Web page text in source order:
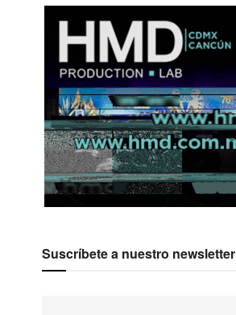
Suscríbete a nuestro newsletter